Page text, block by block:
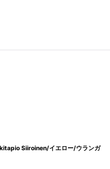
Siiroinen/イエロー/ウランガ